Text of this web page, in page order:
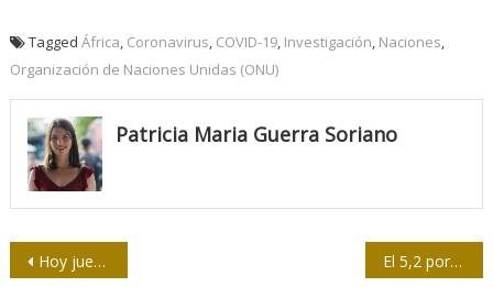
Tagged África, Coronavirus, COVID-19, Investigación, Naciones,
Organización de Naciones Unidas (ONU)
Patricia Maria Guerra Soriano
Navegación
Hoy jueves, por videoconferencia, resultados del Concurso 26 de Julio El 5,2 por ciento de los españoles tienen anticuerpos contra la COVID-19